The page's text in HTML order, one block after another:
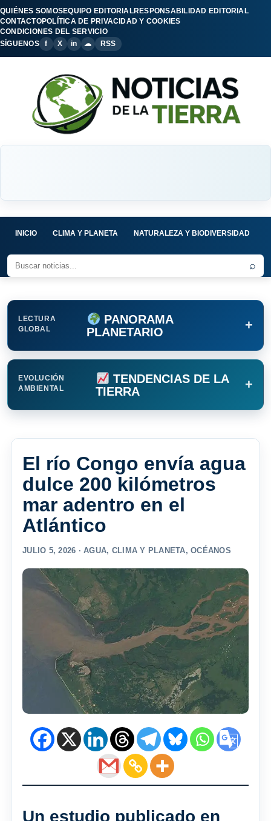
QUIÉNES SOMOSEQUIPO EDITORIALRESPONSABILIDAD EDITORIAL
CONTACTOPOLÍTICA DE PRIVACIDAD Y COOKIES
CONDICIONES DEL SERVICIO
SÍGUENOS
f X in ☁ RSS
INICIO CLIMA Y PLANETA NATURALEZA Y BIODIVERSIDAD
⌕
LECTURA
GLOBAL
PANORAMA
PLANETARIO
+
EVOLUCIÓN
AMBIENTAL
TENDENCIAS DE LA
TIERRA
+
El río Congo envía agua
dulce 200 kilómetros
mar adentro en el
Atlántico
JULIO 5, 2026 ·AGUA, CLIMA Y PLANETA,OCÉANOS
Un estudio publicado en